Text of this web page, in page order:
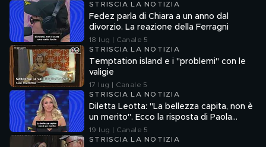
STRISCIA LA NOTIZIA
Fedez parla di Chiara a un anno dal
divorzio. La reazione della Ferragni
18 lug | Canale 5
STRISCIA LA NOTIZIA
Temptation island e i "problemi" con le
valigie
17 lug | Canale 5
STRISCIA LA NOTIZIA
Diletta Leotta: "La bellezza capita, non è
un merito". Ecco la risposta di Paola
Ferrari
19 lug | Canale 5
STRISCIA LA NOTIZIA